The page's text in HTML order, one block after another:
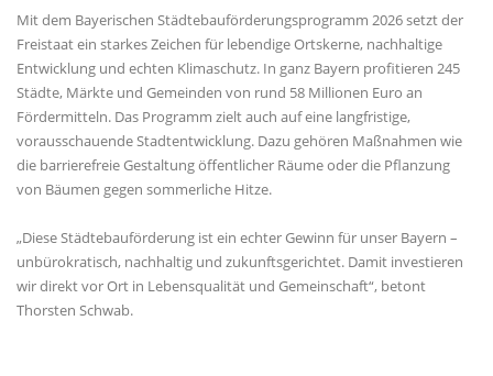
Mit dem Bayerischen Städtebauförderungsprogramm 2026 setzt der
Freistaat ein starkes Zeichen für lebendige Ortskerne, nachhaltige
Entwicklung und echten Klimaschutz. In ganz Bayern profitieren 245
Städte, Märkte und Gemeinden von rund 58 Millionen Euro an
Fördermitteln. Das Programm zielt auch auf eine langfristige,
vorausschauende Stadtentwicklung. Dazu gehören Maßnahmen wie
die barrierefreie Gestaltung öffentlicher Räume oder die Pflanzung
von Bäumen gegen sommerliche Hitze.
Diese Städtebauförderung ist ein echter Gewinn für unser Bayern –
unbürokratisch, nachhaltig und zukunftsgerichtet. Damit investieren
wir direkt vor Ort in Lebensqualität und Gemeinschaft“, betont
Thorsten Schwab.